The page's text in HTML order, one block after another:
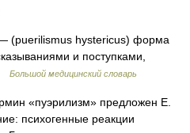
(puerilismus hystericus) форма
и поступками,
Большой медицинский словарь
«пуэрилизм» предложен E.
психогенные реакции